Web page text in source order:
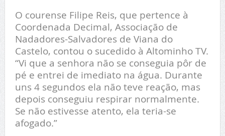
O courense Filipe Reis, que pertence à
Coordenada Decimal, Associação de
Nadadores-Salvadores de Viana do
Castelo, contou o sucedido à Altominho TV.
“Vi que a senhora não se conseguia pôr de
pé e entrei de imediato na água. Durante
uns 4 segundos ela não teve reação, mas
depois conseguiu respirar normalmente.
Se não estivesse atento, ela teria-se
afogado.”